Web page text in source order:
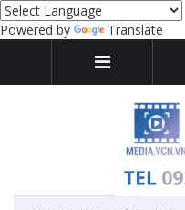
Powered by Translate